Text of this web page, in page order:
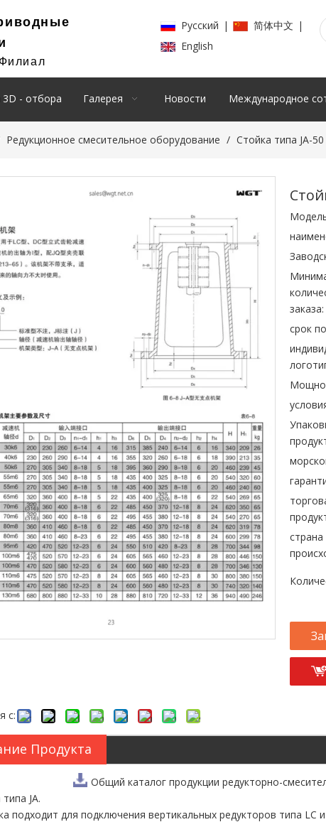
Pусский | 简体中文 |
English
- отбора Галерея Новости Международное
Редукционное смесительное оборудование / Стойка типа JA-50
с:
заказа:
срок
страна
Продукта
Общий каталог продукции редукторно-
JA.
подходит для подключения вертикальных редукторов типа